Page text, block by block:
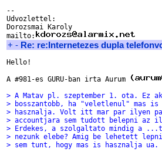
--
Udvozlettel:
Dorozsmai Karoly
mailto:
+ - Re: re:Internetezes dupla
Hello!
A #981-es GURU-ban irta Aurum
> A Matav pl. szeptember 1. ota. Ez
> bosszantobb, ha "veletlenul" mas
> hasznalja. Volt itt mar par ilyen
> accountjara sem tudott belepni
> Erdekes, a szolgaltato mindig a
> nezunk elebe? Amig be lehetett
> sem tunt, hogy mas is hasznalja